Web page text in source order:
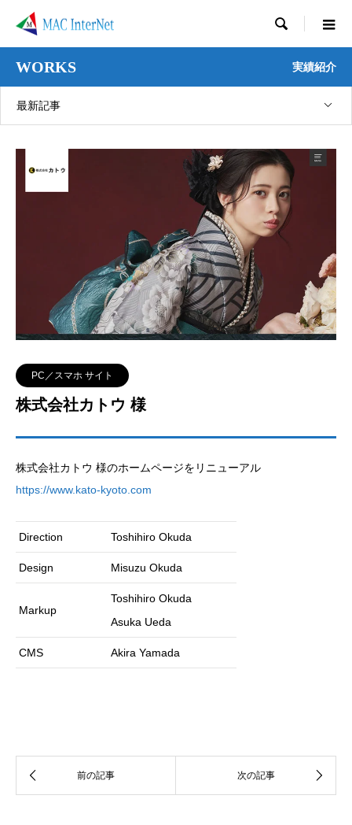

WORKS 実績紹介
最新記事
PC／スマホ サイト
株式会社カトウ 様
株式会社カトウ 様のホームページをリニューアル
https://www.kato-kyoto.com
Direction Toshihiro Okuda
Design Misuzu Okuda
Markup
Toshihiro Okuda
Asuka Ueda
CMS Akira Yamada